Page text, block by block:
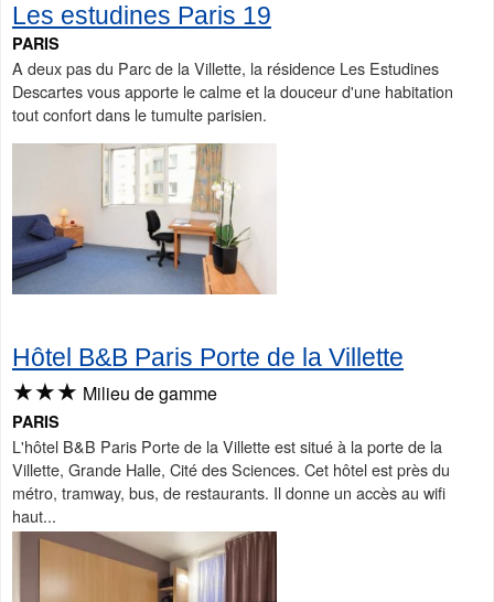
Les estudines Paris 19
PARIS
A deux pas du Parc de la Villette, la résidence Les Estudines
Descartes vous apporte le calme et la douceur d'une habitation
tout confort dans le tumulte parisien.
Hôtel B&B Paris Porte de la Villette
★★★ Milieu de gamme
PARIS
L'hôtel B&B Paris Porte de la Villette est situé à la porte de la
Villette, Grande Halle, Cité des Sciences. Cet hôtel est près du
métro, tramway, bus, de restaurants. Il donne un accès au wifi
haut...